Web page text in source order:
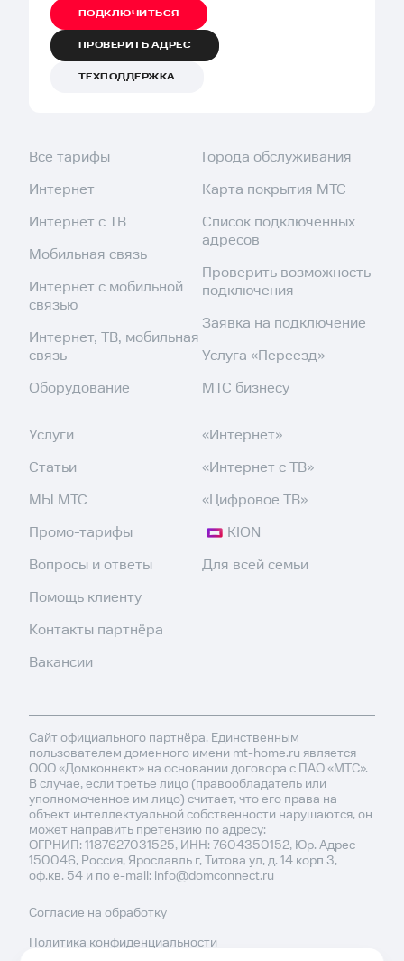
ПОДКЛЮЧИТЬСЯ
ПРОВЕРИТЬ АДРЕС
ТЕХПОДДЕРЖКА
Все тарифы
Интернет
Интернет с ТВ
Мобильная связь
Интернет с мобильной
связью
Интернет, ТВ, мобильная
связь
Оборудование
Города обслуживания
Карта покрытия МТС
Список подключенных
адресов
Проверить возможность
подключения
Заявка на подключение
Услуга «Переезд»
МТС бизнесу
Услуги
Статьи
МЫ МТС
Промо-тарифы
Вопросы и ответы
Помощь клиенту
Контакты партнёра
Вакансии
«Интернет»
«Интернет с ТВ»
«Цифровое ТВ»
KION
Для всей семьи
Сайт официального партнёра. Единственным
пользователем доменного имени mt-home.ru является
ООО «Домконнект» на основании договора с ПАО «МТС».
В случае, если третье лицо (правообладатель или
уполномоченное им лицо) считает, что его права на
объект интеллектуальной собственности нарушаются, он
может направить претензию по адресу:
ОГРНИП: 1187627031525, ИНН: 7604350152, Юр. Адрес
150046, Россия, Ярославль г, Титова ул, д. 14 корп 3,
оф.кв. 54 и по e-mail: info@domconnect.ru
Согласие на обработку
Политика конфиденциальности